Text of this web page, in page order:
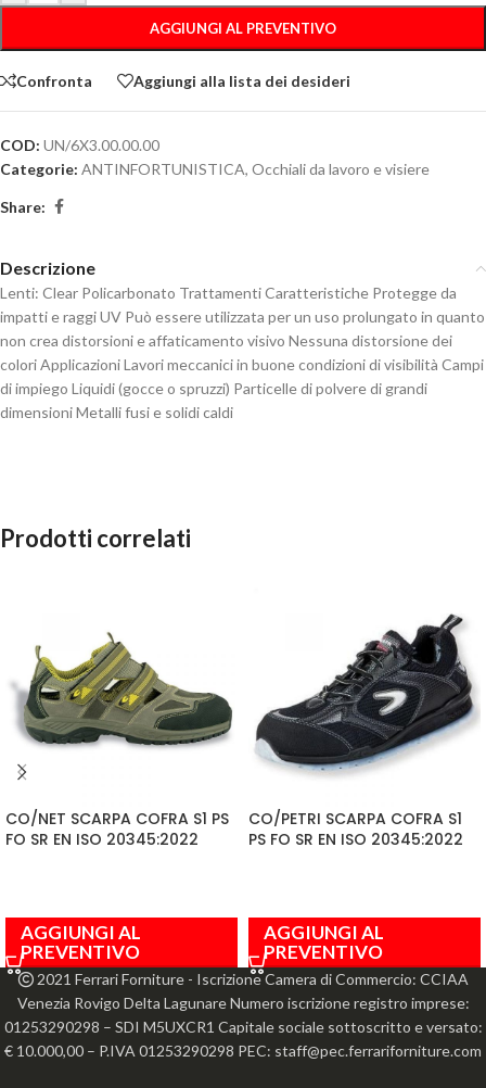
AGGIUNGI AL PREVENTIVO
Confronta Aggiungi alla lista dei desideri
COD: UN/6X3.00.00.00
Categorie: ANTINFORTUNISTICA, Occhiali da lavoro e visiere
Share:
Descrizione
Lenti: Clear Policarbonato Trattamenti Caratteristiche Protegge da
impatti e raggi UV Può essere utilizzata per un uso prolungato in quanto
non crea distorsioni e affaticamento visivo Nessuna distorsione dei
colori Applicazioni Lavori meccanici in buone condizioni di visibilità Campi
di impiego Liquidi (gocce o spruzzi) Particelle di polvere di grandi
dimensioni Metalli fusi e solidi caldi
Prodotti correlati
CO/NET SCARPA COFRA S1 PS
FO SR EN ISO 20345:2022
AGGIUNGI AL
PREVENTIVO
CO/PETRI SCARPA COFRA S1
PS FO SR EN ISO 20345:2022
AGGIUNGI AL
PREVENTIVO
2021 Ferrari Forniture - Iscrizione Camera di Commercio: CCIAA
Venezia Rovigo Delta Lagunare Numero iscrizione registro imprese:
01253290298 – SDI M5UXCR1 Capitale sociale sottoscritto e versato:
€ 10.000,00 – P.IVA 01253290298 PEC: staff@pec.ferrariforniture.com